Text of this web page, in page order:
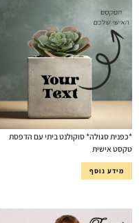
*כפנית סגולה* סוקולנט ביתי עם הדפסת
טקסט אישית
מידע נוסף